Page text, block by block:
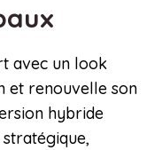
avec un look
et renouvelle son
hybride